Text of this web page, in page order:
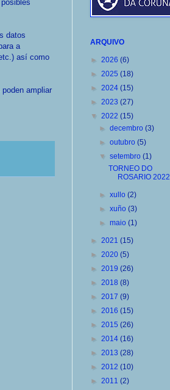
datos
a
así como
ampliar
ARQUIVO
► 2026 (6)
► 2025 (18)
► 2024 (15)
► 2023 (27)
▼ 2022 (15)
►decembro(3)
►outubro(5)
▼setembro(1)
TORNEO DO
ROSARIO 2022
►xullo(2)
►xuño(3)
►maio(1)
► 2021 (15)
► 2020 (5)
► 2019 (26)
► 2018 (8)
► 2017 (9)
► 2016 (15)
► 2015 (26)
► 2014 (16)
► 2013 (28)
► 2012 (10)
► 2011 (2)